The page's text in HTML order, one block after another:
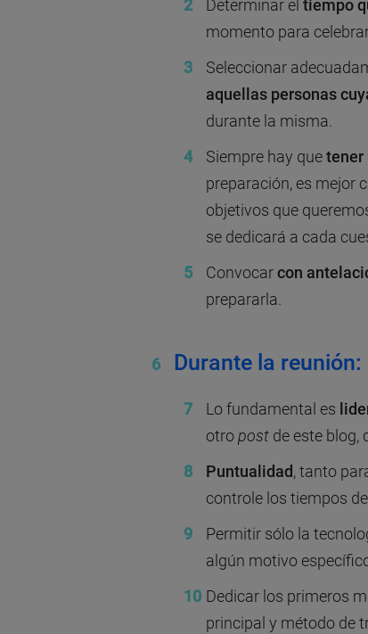
Determinar el tiempo
momento para
Seleccionar
aquellas personas
durante la misma.
Siempre hay quetener
preparación, es mejor
objetivos que
se dedicará a cada
Convocarcon
prepararla.
Durante la reunión:
Lo fundamental es
otropostde este blog,
Puntualidad, tanto
controle los tiempos
Permitir sólo la
algún motivo
Dedicar los primeros
principal y método de